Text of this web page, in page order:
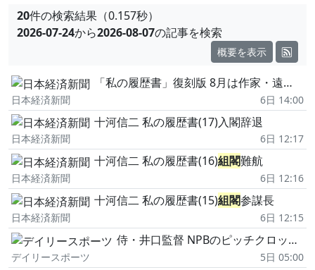
20件の検索結果（0.157秒）
2026-07-24から2026-08-07の記事を検索
概要を表示
「私の履歴書」復刻版 8月は作家・遠藤周作氏と「新幹線の父」十河信二氏
日本経済新聞 6日 14:00
十河信二 私の履歴書(17)入閣辞退
日本経済新聞 6日 12:17
十河信二 私の履歴書(16)組閣難航
日本経済新聞 6日 12:16
十河信二 私の履歴書(15)組閣参謀長
日本経済新聞 6日 12:15
侍・井口監督 NPBのピッチクロック導入歓迎「やっぱり国際基準に合わせてやっていかないと」
デイリースポーツ 5日 05:00